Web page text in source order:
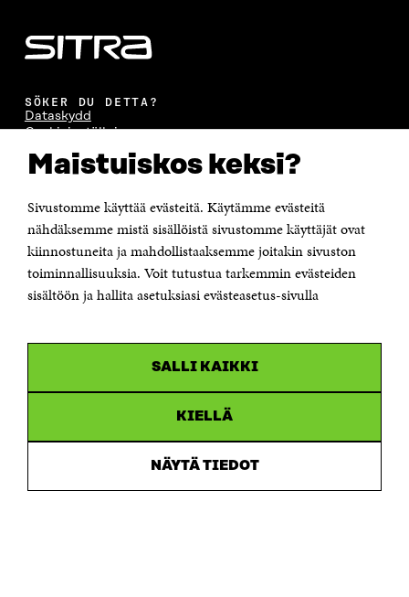
Maistuiskos keksi?
Sivustomme käyttää evästeitä. Käytämme evästeitä
nähdäksemme mistä sisällöistä sivustomme käyttäjät ovat
kiinnostuneita ja mahdollistaaksemme joitakin sivuston
toiminnallisuuksia. Voit tutustua tarkemmin evästeiden
sisältöön ja hallita asetuksiasi evästeasetus-sivulla
SALLI KAIKKI
KIELLÄ
NÄYTÄ TIEDOT
SÖKER DU DETTA?
Dataskydd
Cookieinställningar
Rapporteringskanal
Tillgänglighetsutredning
Sitra's digitala kommunikation och webbtjänster
KONTAKTA OSS
Jubileumsfonden för Finlands självständighet Sitra
Östersjögatan 11–13, PB 160,
00181 Helsingfors
Personalens e-postadresser har formen:
fornamn.efternamn@sitra.fi
Öppnas
nytt